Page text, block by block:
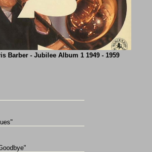
Barber - Jubilee Album 1 1949 - 1959